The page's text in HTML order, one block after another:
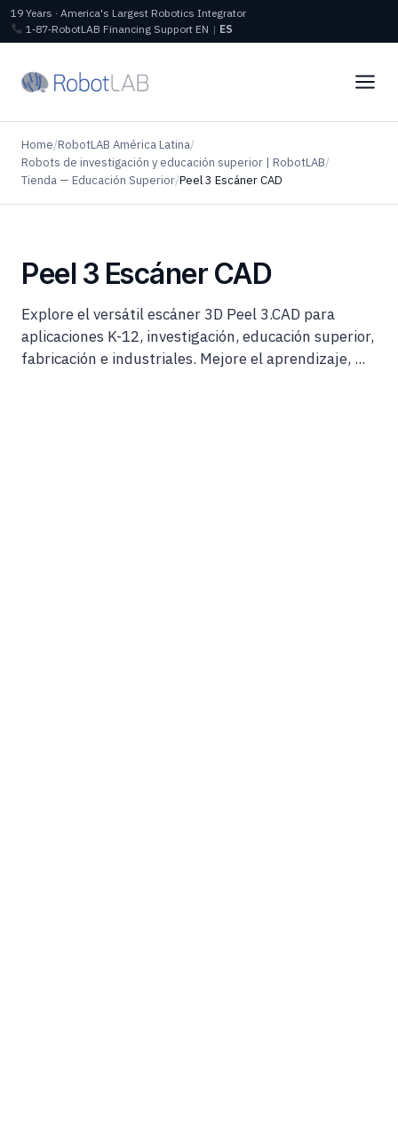
19 Years · America's Largest Robotics Integrator
1‑87‑RobotLAB Financing Support EN | ES
Home/RobotLAB América Latina/
Robots de investigación y educación superior | RobotLAB/
Tienda — Educación Superior/Peel 3 Escáner CAD
Peel 3 Escáner CAD
Explore el versátil escáner 3D Peel 3.CAD para
aplicaciones K-12, investigación, educación superior,
fabricación e industriales. Mejore el aprendizaje, ...